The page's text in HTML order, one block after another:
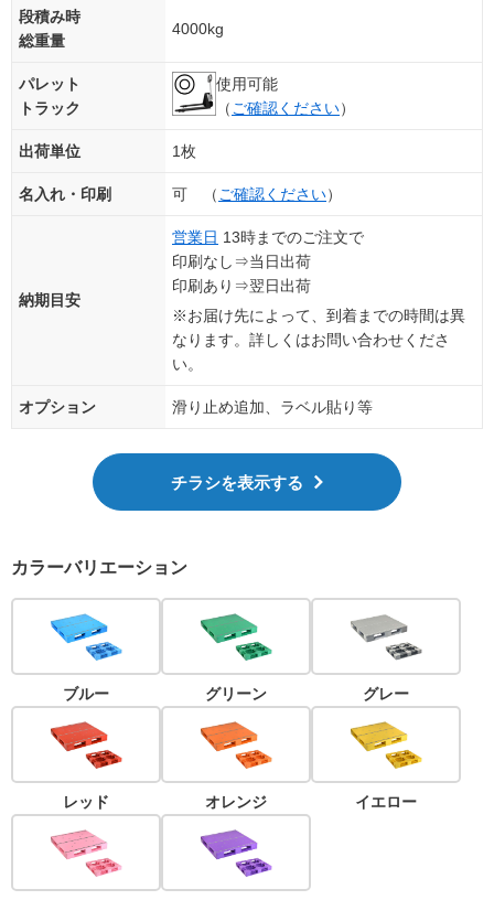
段積み時
総重量
4000kg
パレット
トラック
使用可能
（ ご確認ください）
出荷単位 1枚
名入れ・印刷 可 （ ご確認ください）
納期目安
営業日 13時までのご注文で
印刷なし⇒当日出荷
印刷あり⇒翌日出荷
※お届け先によって、到着までの時間は異
なります。詳しくはお問い合わせくださ
い。
オプション 滑り止め追加、ラベル貼り等
チラシを表示する
カラーバリエーション
ブルー グリーン グレー
レッド オレンジ イエロー